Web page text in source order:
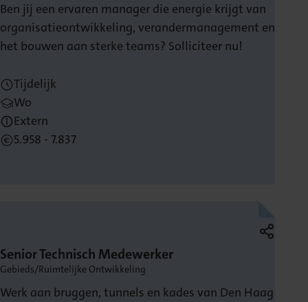
Ben jij een ervaren manager die energie krijgt van
organisatieontwikkeling, verandermanagement en
het bouwen aan sterke teams? Solliciteer nu!
Tijdelijk
Wo
Extern
5.958 - 7.837
Senior Technisch Medewerker
Gebieds/Ruimtelijke Ontwikkeling
Werk aan bruggen, tunnels en kades van Den Haag